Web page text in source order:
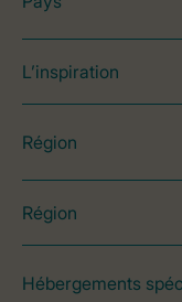
L’inspiration
Région
Région
Hébergements